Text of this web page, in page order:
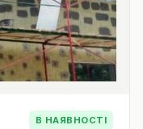
В НАЯВНОСТІ